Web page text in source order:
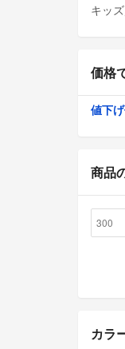
キッ
価格
値下
商品
カラ